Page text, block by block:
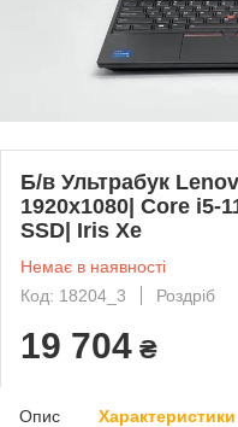
Б/в Ультрабук
1920x1080| Core i5-
SSD| Iris Xe
Немає в наявності
Код: 18204_3
Роздріб
19 704 ₴
Опис Характеристики